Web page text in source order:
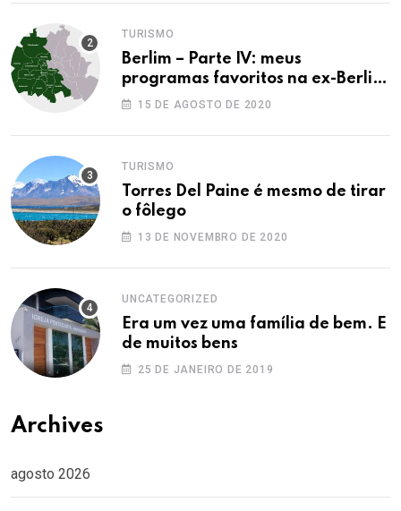
TURISMO
Berlim – Parte IV: meus
programas favoritos na ex-Berlim
Ocidental
15 DE AGOSTO DE 2020
TURISMO
Torres Del Paine é mesmo de tirar
o fôlego
13 DE NOVEMBRO DE 2020
UNCATEGORIZED
Era um vez uma família de bem. E
de muitos bens
25 DE JANEIRO DE 2019
Archives
agosto 2026